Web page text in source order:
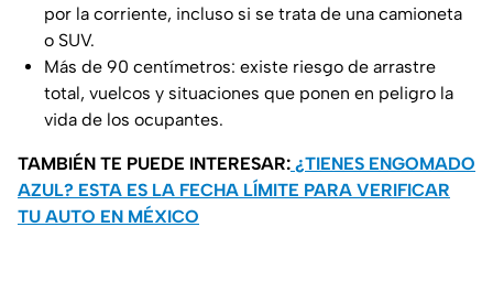
por la corriente, incluso si se trata de una camioneta
o SUV.
Más de 90 centímetros: existe riesgo de arrastre
total, vuelcos y situaciones que ponen en peligro la
vida de los ocupantes.
TAMBIÉN TE PUEDE INTERESAR: ¿TIENES ENGOMADO
AZUL? ESTA ES LA FECHA LÍMITE PARA VERIFICAR
TU AUTO EN MÉXICO